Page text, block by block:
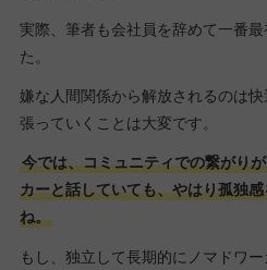
実際、筆者も会社員を辞めて一番
た。
嫌な人間関係から解放されるのは
張っていくことは大変です。
今では、コミュニティでの繋がり
カーと話していても、やはり孤独
ね。
もし、独立して長期的にノマドワ